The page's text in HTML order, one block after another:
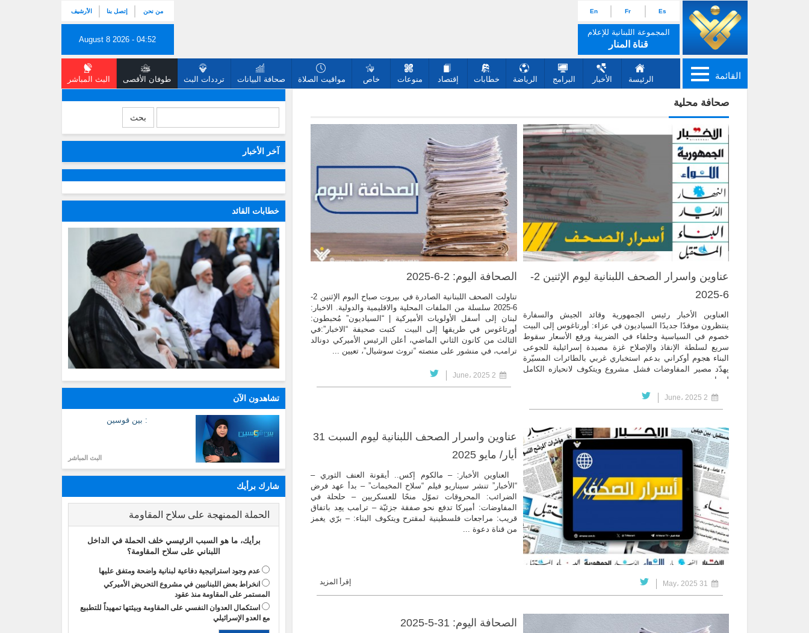
Es
Fr
En
المجموعة اللبنانية للإعلام
قناة المنار
من نحن إتصل بنا الأرشيف
August 8 2026 - 04:52
القائمة الرئيسة الأخبار البرامج الرياضة خطابات إقتصاد منوعات خاص مواقيت الصلاة صحافة البيانات ترددات البث طوفان الأقصى البث المباشر
صحافة محلية
عناوين واسرار الصحف اللبنانية ليوم الإثنين 2-
6-2025
العناوين الأخبار رئيس الجمهورية وقائد الجيش والسفارة
ينتظرون موفدًا جديدًا السياديون في عزاء: أورتاغوس إلى البيت
خصوم في السياسية وحلفاء في الضريبة ورفع الأسعار سقوط
سريع لسلطة الإنقاذ والإصلاح غزة مصيدة إسرائيلية للجوعى
البناء هجوم أوكراني بدعم استخباري غربي بالطائرات المسيّرة
يهدّد مصير المفاوضات فشل مشروع ويتكوف لانحيازه الكامل
لنتنياهو… ...
الصحافة اليوم: 2-6-2025
تناولت الصحف اللبنانية الصادرة في بيروت صباح اليوم الإثنين 2-
6-2025 سلسلة من الملفات المحلية والاقليمية والدولية. الاخبار:
لبنان إلى أسفل الأولويات الأميركية | “السياديون” مُحبطون:
أورتاغوس في طريقها إلى البيت كتبت صحيفة “الاخبار”:في
الثالث من كانون الثاني الماضي، أعلن الرئيس الأميركي دونالد
ترامب، في منشور على منصته “تروث سوشيال”، تعيين ...
عناوين واسرار الصحف اللبنانية ليوم السبت 31
أيار/ مايو 2025
العناوين الأخبار: – مالكوم إكس.. أيقونة العنف الثوري –
“الأخبار” تنشر سيناريو فيلم “سلاح المخيمات” – بدأ عهد فرض
الضرائب: المحروقات تموّل منحًا للعسكريين – حلحلة في
المفاوضات: أميركا تدفع نحو صفقة جزئيّة – ترامب يعِد باتفاق
قريب: مراجعات فلسطينية لمقترح ويتكوف البناء: – برّي يغمز
من قناة دعوة ...
إقرأ المزيد
الصحافة اليوم: 31-5-2025
بحث
آخر الأخبار
خطابات القائد
تشاهدون الآن
: بين قوسين
البث المباشر
شارك برأيك
الحملة الممنهجة على سلاح المقاومة
برأيك، ما هو السبب الرئيسي خلف الحملة في الداخل
اللبناني على سلاح المقاومة؟
عدم وجود استراتيجية دفاعية لبنانية واضحة ومتفق عليها
انخراط بعض اللبنانيين في مشروع التحريض الأميركي
المستمر على المقاومة منذ عقود
استكمال العدوان النفسي على المقاومة وبيئتها تمهيداً للتطبيع
مع العدو الإسرائيلي